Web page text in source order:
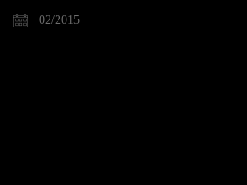
02/2015